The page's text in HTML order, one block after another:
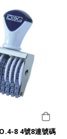
8 4號8連號碼